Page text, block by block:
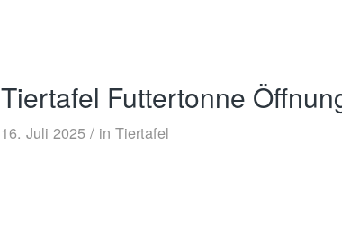
Tiertafel Futtertonne
16. Juli 2025 / in Tiertafel